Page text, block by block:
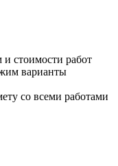
стоимости работ
варианты
со всеми работами